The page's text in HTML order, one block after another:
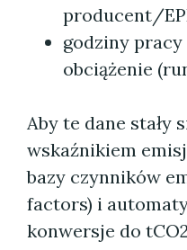
producent/
godziny
obciążenie
Aby te dane stały
wskaźnikiem
bazy czynników
factors) i
konwersje do